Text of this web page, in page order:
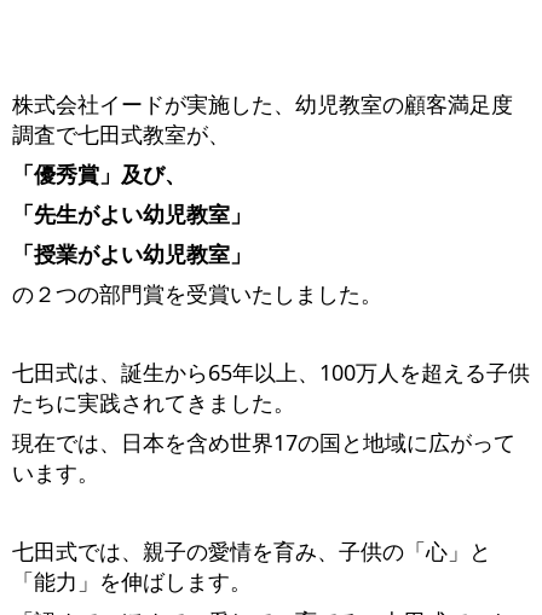
株式会社イードが実施した、幼児教室の顧客満足度
調査で七田式教室が、
「優秀賞」及び、
「先生がよい幼児教室」
「授業がよい幼児教室」
の２つの部門賞を受賞いたしました。
七田式は、誕生から65年以上、100万人を超える子供
たちに実践されてきました。
現在では、日本を含め世界17の国と地域に広がって
います。
七田式では、親子の愛情を育み、子供の「心」と
「能力」を伸ばします。